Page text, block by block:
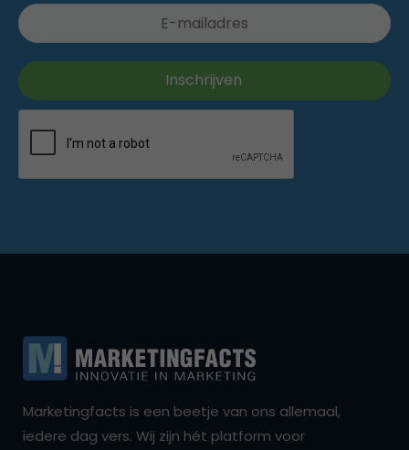
Marketingfacts is een beetje van ons allemaal,
iedere dag vers. Wij zijn hét platform voor